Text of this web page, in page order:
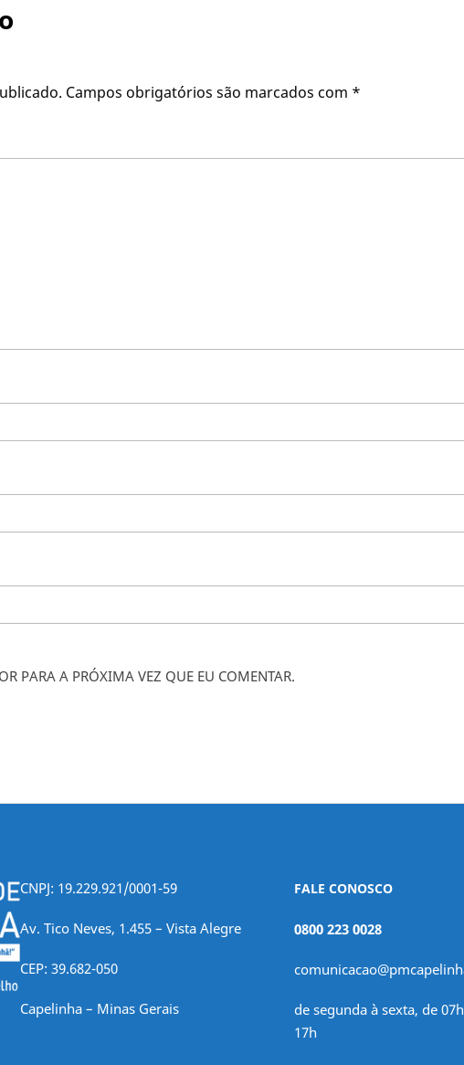
Campos obrigatórios são marcados com *
PARA A PRÓXIMA VEZ QUE EU COMENTAR.
CNPJ: 19.229.921/0001-59
Av. Tico Neves, 1.455 – Vista Alegre
CEP: 39.682-050
Capelinha – Minas Gerais
FALE CONOSCO
0800 223 0028
de segunda à sexta, de
17h